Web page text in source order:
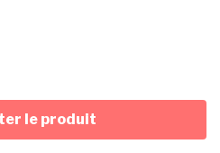
le produit